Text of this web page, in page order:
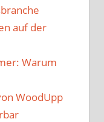
auf der
Warum
WoodUpp